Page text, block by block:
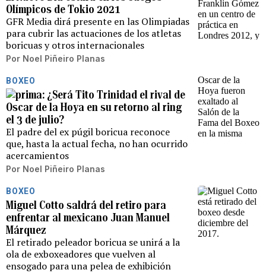
Olímpicos de Tokio 2021
GFR Media dirá presente en las Olimpiadas
para cubrir las actuaciones de los atletas
boricuas y otros internacionales
Por Noel Piñeiro Planas
BOXEO
¿Será Tito Trinidad el rival de
Oscar de la Hoya en su retorno al ring
el 3 de julio?
El padre del ex púgil boricua reconoce
que, hasta la actual fecha, no han ocurrido
acercamientos
Por Noel Piñeiro Planas
BOXEO
Miguel Cotto saldrá del retiro para
enfrentar al mexicano Juan Manuel
Márquez
El retirado peleador boricua se unirá a la
ola de exboxeadores que vuelven al
ensogado para una pelea de exhibición